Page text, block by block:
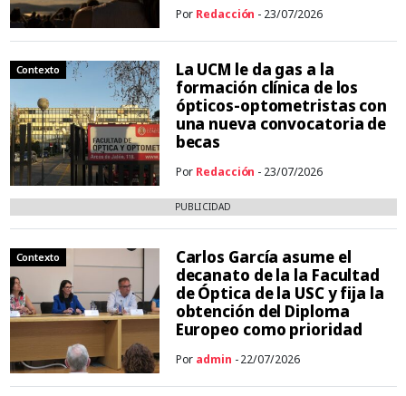
Por Redacción - 23/07/2026
Contexto
La UCM le da gas a la
formación clínica de los
ópticos-optometristas con
una nueva convocatoria de
becas
Por Redacción - 23/07/2026
PUBLICIDAD
Contexto
Carlos García asume el
decanato de la la Facultad
de Óptica de la USC y fija la
obtención del Diploma
Europeo como prioridad
Por admin - 22/07/2026